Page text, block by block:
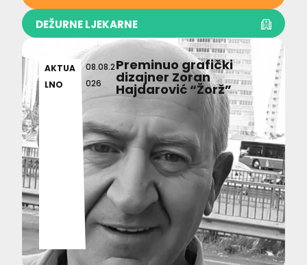
DEŽURNE LJEKARNE
AKTUA
LNO
08.08.2
026
Preminuo grafički
dizajner Zoran
Hajdarović “Žorž”